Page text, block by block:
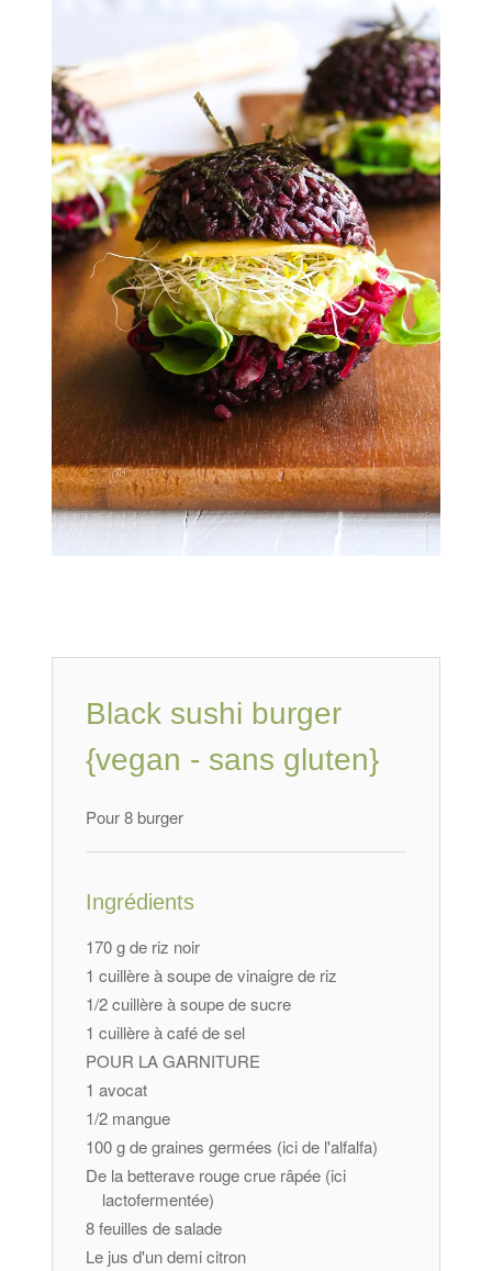
Black sushi burger
{vegan - sans gluten}
Pour 8 burger
Ingrédients
170 g de riz noir
1 cuillère à soupe de vinaigre de riz
1/2 cuillère à soupe de sucre
1 cuillère à café de sel
POUR LA GARNITURE
1 avocat
1/2 mangue
100 g de graines germées (ici de l'alfalfa)
De la betterave rouge crue râpée (ici
lactofermentée)
8 feuilles de salade
Le jus d'un demi citron